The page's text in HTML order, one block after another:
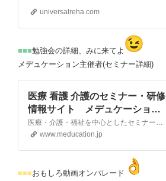
universalreha.com
■■■勉強会の詳細、みに来てよ
メデュケーション主催者(セミナー詳細)
医療 看護 介護のセミナー・研修
情報サイト メデュケーショ
ン
医療・介護・福祉を中心としたセミナー・研修などのイベント情報が見つかるポータルサイト
www.meducation.jp
■■■おもしろ動画オンパレード